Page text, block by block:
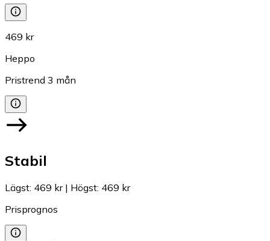
469 kr
Heppo
Pristrend 3 mån
Stabil
Lägst: 469 kr| Högst: 469 kr
Prisprognos